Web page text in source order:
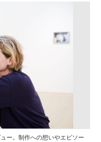
ー。制作への想いやエピソー